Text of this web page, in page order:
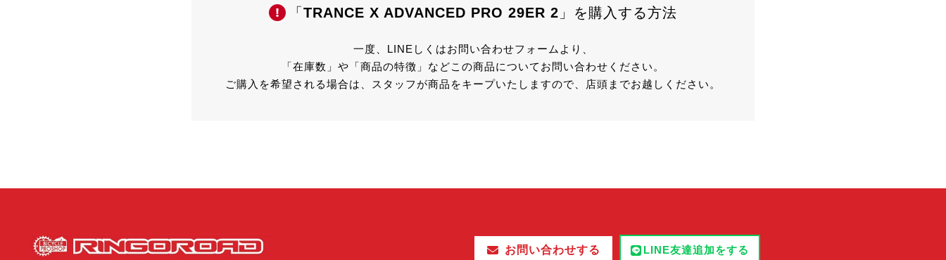
「TRANCE X ADVANCED PRO 29ER 2 」を購入する方法
一度、LINEしくはお問い合わせフォームより、
「在庫数」や「商品の特徴」などこの商品についてお問い合わせください。
ご購入を希望される場合は、スタッフが商品をキープいたしますので、店頭までお越しください。
お問い合わせする LINE友達追加をする